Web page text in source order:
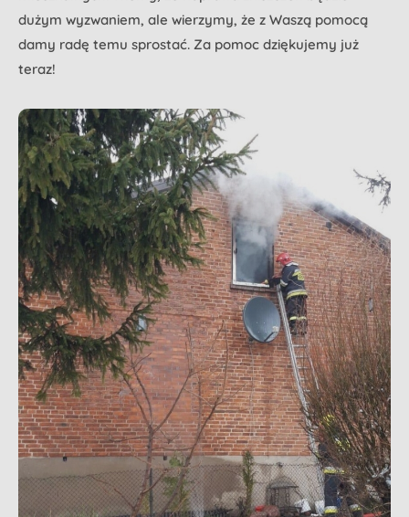
dużym wyzwaniem, ale wierzymy, że z Waszą pomocą
damy radę temu sprostać. Za pomoc dziękujemy już
teraz!